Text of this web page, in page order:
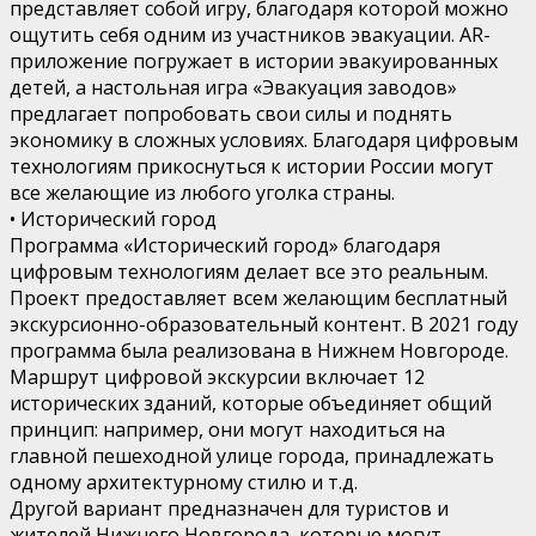
представляет собой игру, благодаря которой можно
ощутить себя одним из участников эвакуации. AR-
приложение погружает в истории эвакуированных
детей, а настольная игра «Эвакуация заводов»
предлагает попробовать свои силы и поднять
экономику в сложных условиях. Благодаря цифровым
технологиям прикоснуться к истории России могут
все желающие из любого уголка страны.
• Исторический город
Программа «Исторический город» благодаря
цифровым технологиям делает все это реальным.
Проект предоставляет всем желающим бесплатный
экскурсионно-образовательный контент. В 2021 году
программа была реализована в Нижнем Новгороде.
Маршрут цифровой экскурсии включает 12
исторических зданий, которые объединяет общий
принцип: например, они могут находиться на
главной пешеходной улице города, принадлежать
одному архитектурному стилю и т.д.
Другой вариант предназначен для туристов и